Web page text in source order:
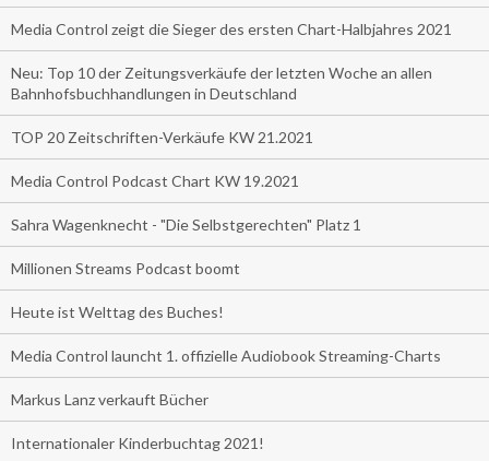
Media Control zeigt die Sieger des ersten Chart-Halbjahres 2021
Neu: Top 10 der Zeitungsverkäufe der letzten Woche an allen
Bahnhofsbuchhandlungen in Deutschland
TOP 20 Zeitschriften-Verkäufe KW 21.2021
Media Control Podcast Chart KW 19.2021
Sahra Wagenknecht - "Die Selbstgerechten" Platz 1
Millionen Streams Podcast boomt
Heute ist Welttag des Buches!
Media Control launcht 1. offizielle Audiobook Streaming-Charts
Markus Lanz verkauft Bücher
Internationaler Kinderbuchtag 2021!